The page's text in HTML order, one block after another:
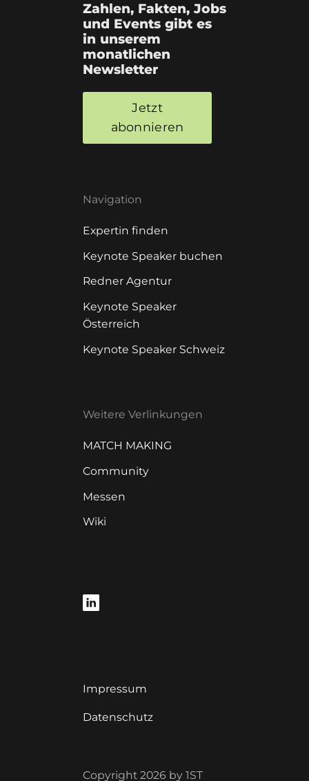
Zahlen, Fakten, Jobs
und Events gibt es
in unserem
monatlichen
Newsletter
Jetzt
abonnieren
Navigation
Expertin finden
Keynote Speaker buchen
Redner Agentur
Keynote Speaker
Österreich
Keynote Speaker Schweiz
Weitere Verlinkungen
MATCH MAKING
Community
Messen
Wiki
Impressum
Datenschutz
Copyright 2026 by 1ST